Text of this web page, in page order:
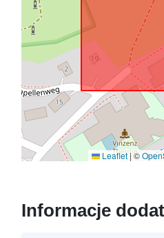
Leaflet |©
Informacje